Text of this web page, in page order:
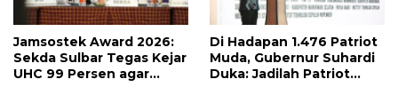
Jamsostek Award 2026:
Sekda Sulbar Tegas Kejar
UHC 99 Persen agar
Di Hadapan 1.476 Patriot
Muda, Gubernur Suhardi
Duka: Jadilah Patriot